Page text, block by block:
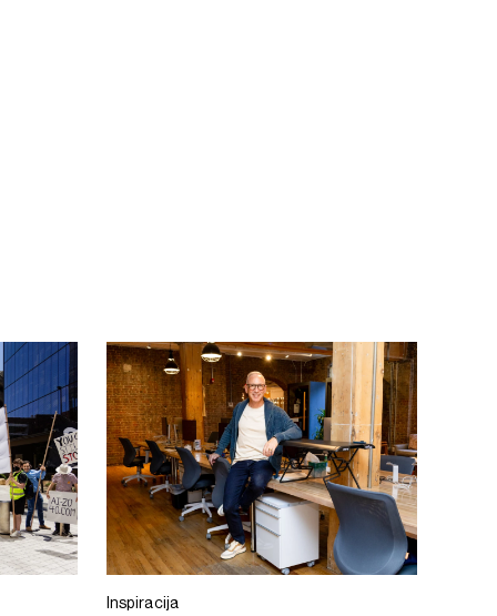
Inspiracija